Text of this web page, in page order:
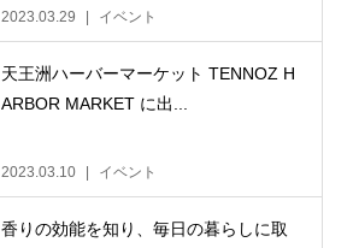
2023.03.29 イベント
天王洲ハーバーマーケット TENNOZ H
ARBOR MARKET に出...
2023.03.10 イベント
香りの効能を知り、毎日の暮らしに取